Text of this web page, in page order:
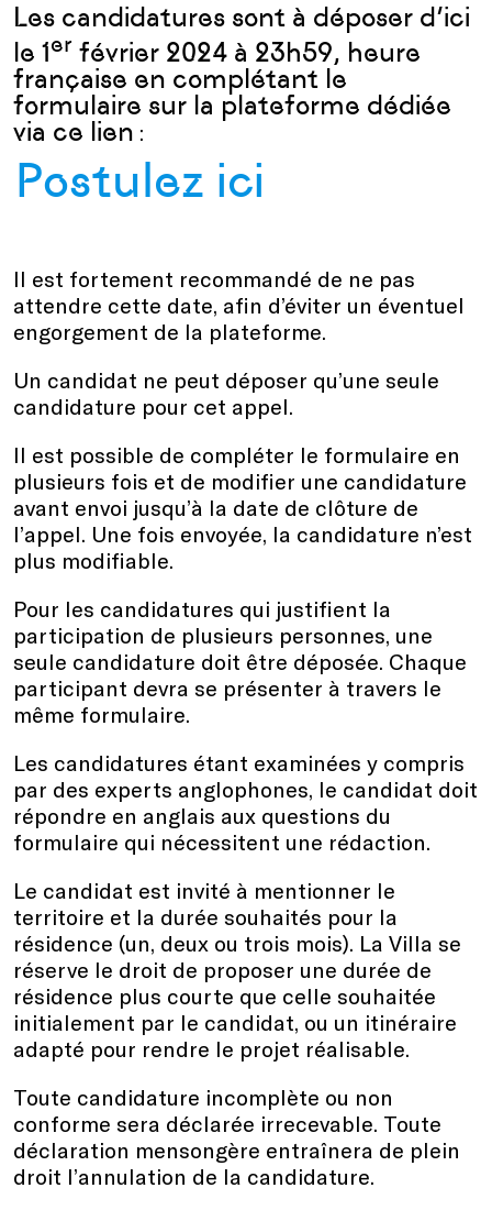
Les candidatures sont à déposer d’ici
le 1er février 2024 à 23h59, heure
française en complétant le
formulaire sur la plateforme dédiée
via ce lien :
Postulez ici
Il est fortement recommandé de ne pas
attendre cette date, afin d’éviter un éventuel
engorgement de la plateforme.
Un candidat ne peut déposer qu’une seule
candidature pour cet appel.
Il est possible de compléter le formulaire en
plusieurs fois et de modifier une candidature
avant envoi jusqu’à la date de clôture de
l’appel. Une fois envoyée, la candidature n’est
plus modifiable.
Pour les candidatures qui justifient la
participation de plusieurs personnes, une
seule candidature doit être déposée. Chaque
participant devra se présenter à travers le
même formulaire.
Les candidatures étant examinées y compris
par des experts anglophones, le candidat doit
répondre en anglais aux questions du
formulaire qui nécessitent une rédaction.
Le candidat est invité à mentionner le
territoire et la durée souhaités pour la
résidence (un, deux ou trois mois). La Villa se
réserve le droit de proposer une durée de
résidence plus courte que celle souhaitée
initialement par le candidat, ou un itinéraire
adapté pour rendre le projet réalisable.
Toute candidature incomplète ou non
conforme sera déclarée irrecevable. Toute
déclaration mensongère entraînera de plein
droit l’annulation de la candidature.